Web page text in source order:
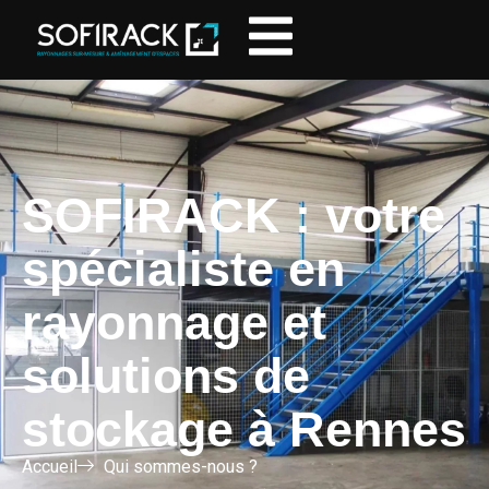
SOFIRACK : votre
spécialiste en
rayonnage et
solutions de
stockage à Rennes
Accueil Qui sommes-nous ?